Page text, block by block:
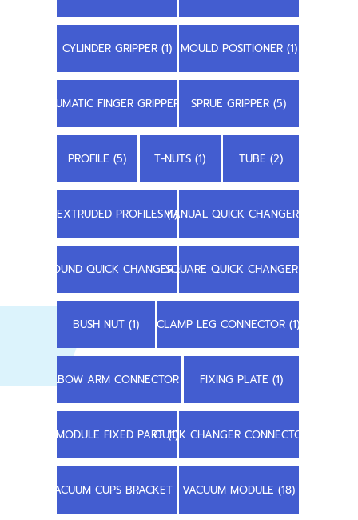
CYLINDER GRIPPER (1) MOULD POSITIONER (1)
PNEUMATIC FINGER GRIPPER (1)SPRUE GRIPPER (5)
PROFILE (5) T-NUTS (1) TUBE (2)
EXTRUDED PROFILES (1)MANUAL QUICK CHANGER (1)
ROUND QUICK CHANGER (1)SQUARE QUICK CHANGER (1)
BUSH NUT (1) CLAMP LEG CONNECTOR (1)
ELBOW ARM CONNECTOR (1) FIXING PLATE (1)
MODULE FIXED PART (1)QUICK CHANGER CONNECTOR (1)
VACUUM CUPS BRACKET (1)VACUUM MODULE (18)